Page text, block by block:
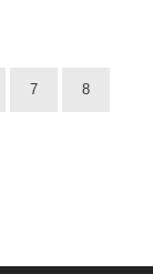
7 8